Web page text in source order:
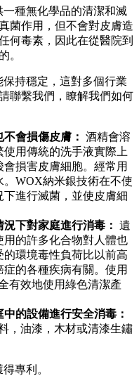
種無化學品的清潔和滅
菌作用，但不會對皮膚造
何毒素，因此在從醫院到
。
持穩定，這對多個行業
聯繫我們，瞭解我們如何
會損傷皮膚： 酒精會溶
用傳統的洗手液實際上
損害皮膚細胞。經常用
WOX納米銀技術在不使
進行滅菌，並使皮膚細
下對家庭進行消毒： 遺
的許多化合物對人體也
環境毒性負荷比以前高
的各種疾病有關。使用
有效地使用綠色清潔產
的設備進行安全消毒：
，油漆，木材或清漆生鏽
專利。